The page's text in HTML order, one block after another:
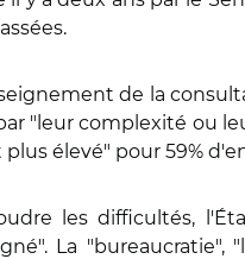
de la
"leur complexité ou
plus élevé" pour 59%
les difficultés,
La